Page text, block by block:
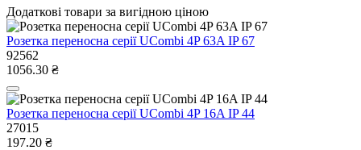
Додаткові товари за вигідною ціною
Розетка переносна серії UСombi 4P 63A IP 67
92562
1056.30 ₴
Розетка переносна серії UСombi 4P 16A IP 44
27015
197.20 ₴